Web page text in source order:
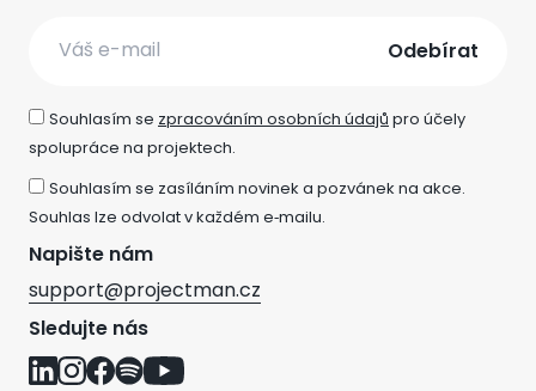
Souhlasím sezpracováním osobních údajůpro účely
spolupráce na projektech.
Souhlasím se zasíláním novinek a pozvánek na akce.
Souhlas lze odvolat v každém e‑mailu.
Napište nám
support@projectman.cz
Sledujte nás